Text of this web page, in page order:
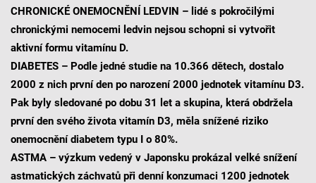
CHRONICKÉ ONEMOCNĚNÍ LEDVIN – lidé s pokročilými
chronickými nemocemi ledvin nejsou schopni si vytvořit
aktivní formu vitamínu D.
DIABETES – Podle jedné studie na 10.366 dětech, dostalo
2000 z nich první den po narození 2000 jednotek vitamínu D3.
Pak byly sledované po dobu 31 let a skupina, která obdržela
první den svého života vitamín D3, měla snížené riziko
onemocnění diabetem typu I o 80%.
ASTMA – výzkum vedený v Japonsku prokázal velké snížení
astmatických záchvatů při denní konzumaci 1200 jednotek